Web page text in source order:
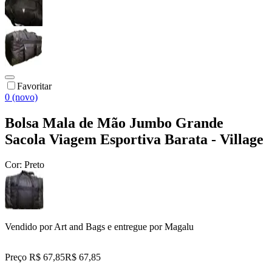
Favoritar
0 (novo)
Bolsa Mala de Mão Jumbo Grande
Sacola Viagem Esportiva Barata - Village
Cor: Preto
Vendido porArt and Bags e entregue por Magalu
Preço R$ 67,85R$ 67,85